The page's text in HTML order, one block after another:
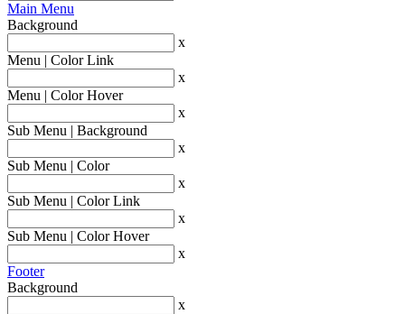
Main Menu
Background
x
Menu | Color Link
x
Menu | Color Hover
x
Sub Menu | Background
x
Sub Menu | Color
x
Sub Menu | Color Link
x
Sub Menu | Color Hover
x
Footer
Background
x